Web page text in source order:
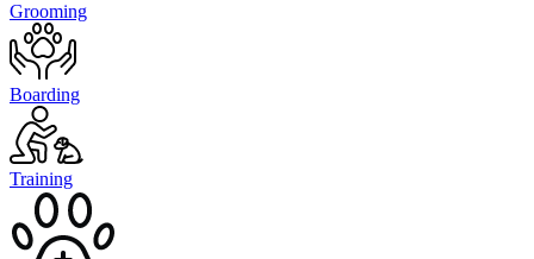
Grooming
Boarding
Training